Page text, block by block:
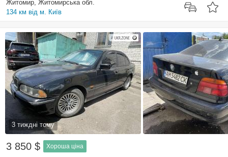
Житомир, Житомирська обл.
134 км від м. Київ
3 тиждні тому
3 850 $ Хороша ціна